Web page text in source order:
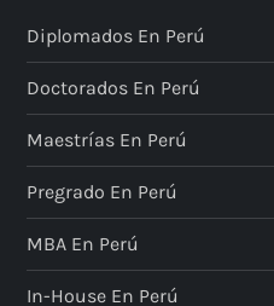
Diplomados En Perú
Doctorados En Perú
Maestrías En Perú
Pregrado En Perú
MBA En Perú
In-House En Perú